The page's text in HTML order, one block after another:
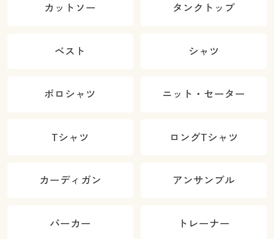
カットソー タンクトップ
ベスト シャツ
ポロシャツ ニット・セーター
Tシャツ ロングTシャツ
カーディガン アンサンブル
パーカー トレーナー